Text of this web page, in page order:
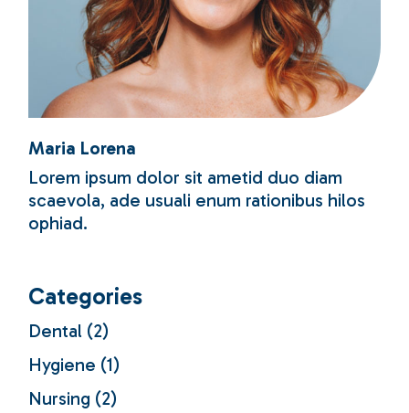
Maria Lorena
Lorem ipsum dolor sit ametid duo diam
scaevola, ade usuali enum rationibus hilos
ophiad.
Categories
Dental (2)
Hygiene (1)
Nursing (2)